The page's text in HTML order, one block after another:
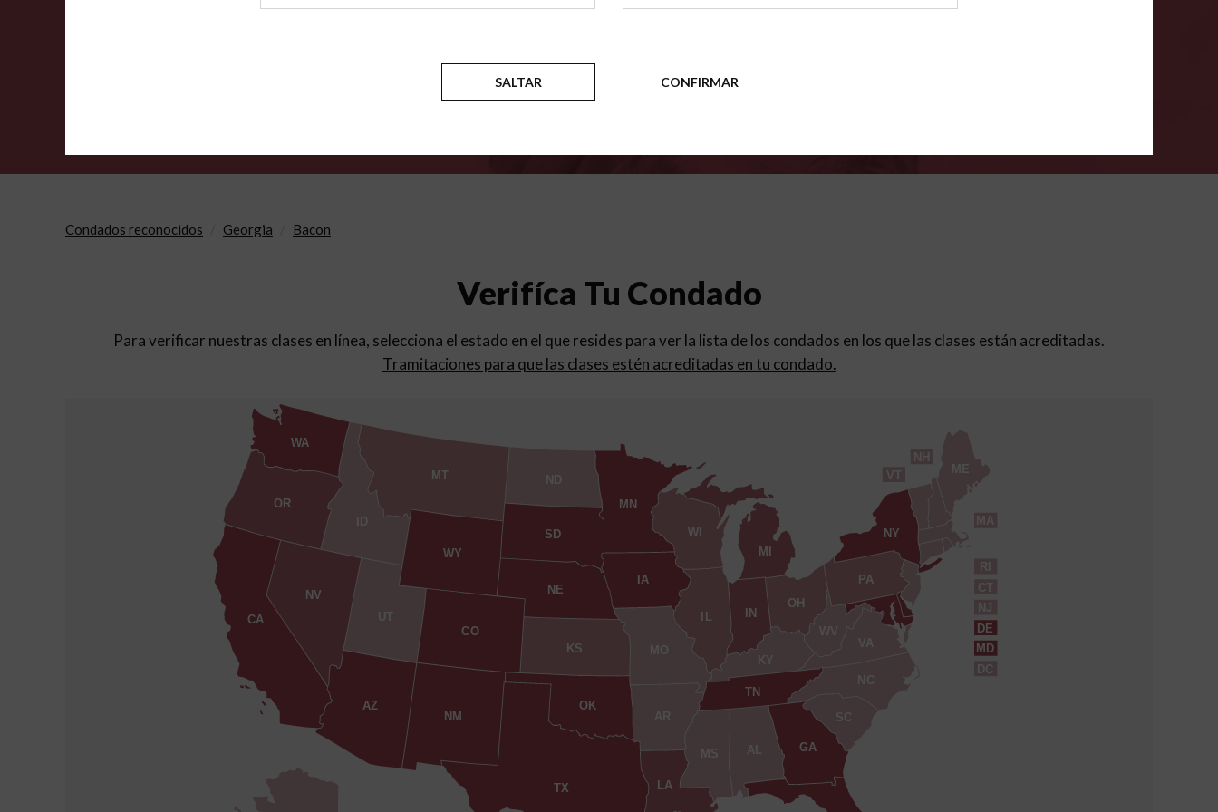
Condados reconocidos Georgia Bacon
Verifíca Tu Condado
Para verificar nuestras clases en línea, selecciona el estado en el que resides para ver la lista de los condados en los que las clases están acreditadas.
Tramitaciones para que las clases estén acreditadas en tu condado.
AL
AZ
AR
CA
CO
CT
DE
DC
GA
ID
IN
IA
KS
KY
LA
ME
MD
MA
MI
MN
MS
MO
MT
NE
NV
NH
NJ
NM
NY
NC
ND
OH
OK
OR
PA
RI
SC
SD
TN
TX
UT
VT
VA
WA
WV
WI
WY
SALTAR CONFIRMAR